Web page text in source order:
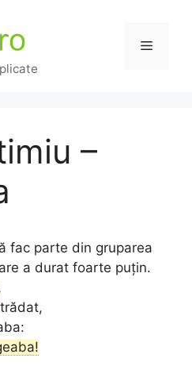
Meniu
–
fac parte din gruparea
a durat foarte puțin.